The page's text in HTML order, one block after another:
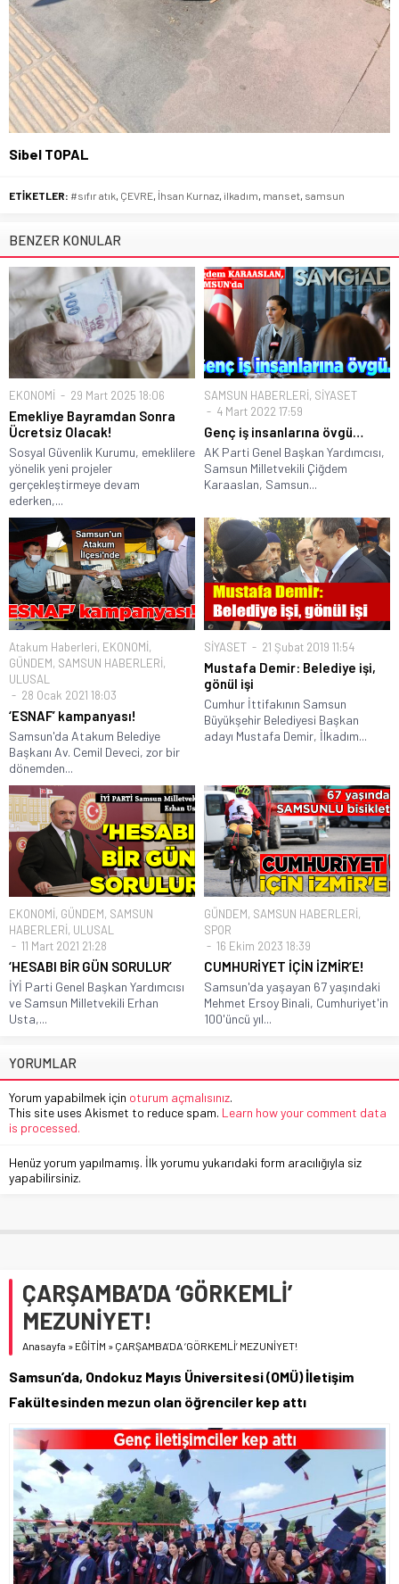
Sibel TOPAL
ETİKETLER: #sıfır atık ÇEVRE İhsan Kurnaz ilkadım manset samsun
BENZER KONULAR
EKONOMİ 29 Mart 2025 18:06
Emekliye Bayramdan Sonra
Ücretsiz Olacak!
Sosyal Güvenlik Kurumu, emeklilere
yönelik yeni projeler
gerçekleştirmeye devam
ederken,...
SAMSUN HABERLERİ, SİYASET
4 Mart 2022 17:59
Genç iş insanlarına övgü…
AK Parti Genel Başkan Yardımcısı,
Samsun Milletvekili Çiğdem
Karaaslan, Samsun...
Atakum Haberleri, EKONOMİ,
GÜNDEM, SAMSUN HABERLERİ,
ULUSAL
28 Ocak 2021 18:03
‘ESNAF’ kampanyası!
Samsun'da Atakum Belediye
Başkanı Av. Cemil Deveci, zor bir
dönemden...
SİYASET 21 Şubat 2019 11:54
Mustafa Demir: Belediye işi,
gönül işi
Cumhur İttifakının Samsun
Büyükşehir Belediyesi Başkan
adayı Mustafa Demir, İlkadım...
EKONOMİ, GÜNDEM, SAMSUN
HABERLERİ, ULUSAL
11 Mart 2021 21:28
‘HESABI BİR GÜN SORULUR’
İYİ Parti Genel Başkan Yardımcısı
ve Samsun Milletvekili Erhan
Usta,...
GÜNDEM, SAMSUN HABERLERİ,
SPOR
16 Ekim 2023 18:39
CUMHURİYET İÇİN İZMİR’E!
Samsun'da yaşayan 67 yaşındaki
Mehmet Ersoy Binali, Cumhuriyet'in
100'üncü yıl...
YORUMLAR
Yorum yapabilmek için oturum açmalısınız.
This site uses Akismet to reduce spam. Learn how your comment data
is processed.
Henüz yorum yapılmamış. İlk yorumu yukarıdaki form aracılığıyla siz
yapabilirsiniz.
ÇARŞAMBA’DA ‘GÖRKEMLİ’
MEZUNİYET!
Anasayfa » EĞİTİM » ÇARŞAMBA’DA ‘GÖRKEMLİ’ MEZUNİYET!
Samsun’da, Ondokuz Mayıs Üniversitesi (OMÜ) İletişim
Fakültesinden mezun olan öğrenciler kep attı